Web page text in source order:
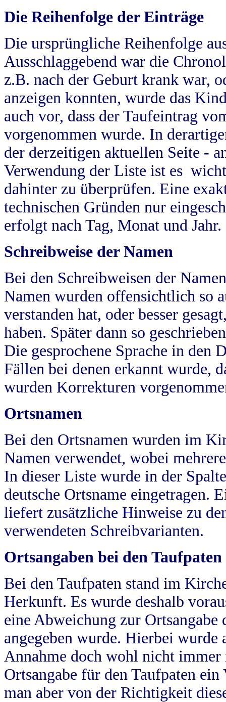
Die Reihenfolge der Einträge
Die ursprüngliche Reihenfolge
Ausschlaggebend war die
z.B. nach der Geburt krank war,
anzeigen konnten, wurde das
auch vor, dass der Taufeintrag
vorgenommen wurde. In
der derzeitigen aktuellen Seite -
Verwendung der Liste ist es
dahinter zu überprüfen. Eine
technischen Gründen nur
erfolgt nach Tag, Monat und Jahr.
Schreibweise der Namen
Bei den Schreibweisen der
Namen wurden offensichtlich so
verstanden hat, oder besser
haben. Später dann so
Die gesprochene Sprache in
Fällen bei denen erkannt wurde,
wurden Korrekturen
Ortsnamen
Bei den Ortsnamen wurden im
Namen verwendet, wobei
In dieser Liste wurde in der
deutsche Ortsname eingetragen.
liefert zusätzliche Hinweise zu
verwendeten Schreibvarianten.
Ortsangaben bei den Taufpaten
Bei den Taufpaten stand im
Herkunft. Es wurde deshalb
eine Abweichung zur
angegeben wurde. Hierbei wurde
Annahme doch wohl nicht
Ortsangabe für den Taufpaten
man aber von der Richtigkeit